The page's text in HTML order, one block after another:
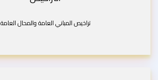
تراخيص المباني العامة والمحال العامة